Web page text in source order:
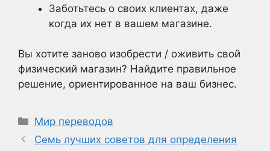
Заботьтесь о своих клиентах, даже
когда их нет в вашем магазине.
Вы хотите заново изобрести / оживить свой
физический магазин? Найдите правильное
решение, ориентированное на ваш бизнес.
Рубрики
Мир переводов
Семь лучших советов для определения